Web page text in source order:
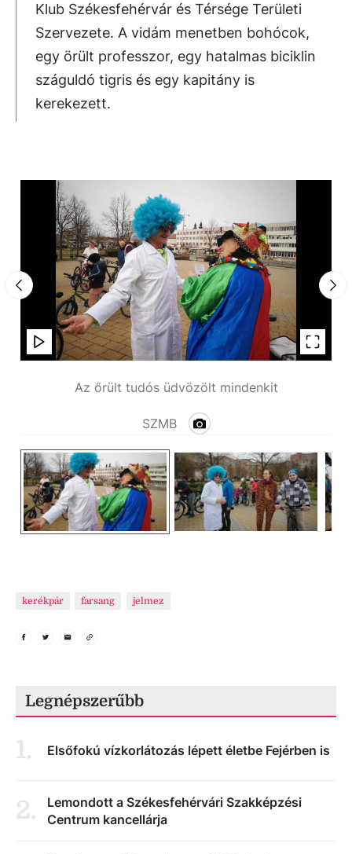
Klub Székesfehérvár és Térsége Területi
Szervezete. A vidám menetben bohócok,
egy örült professzor, egy hatalmas biciklin
száguldó tigris és egy kapitány is
kerekezett.
Az őrült tudós üdvözölt mindenkit
SZMB
kerékpár farsang jelmez
Legnépszerűbb
1. Elsőfokú vízkorlátozás lépett életbe Fejérben is
2.
Lemondott a Székesfehérvári Szakképzési
Centrum kancellárja